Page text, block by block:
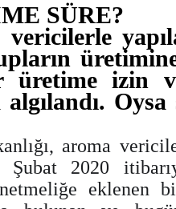
SÜRE?
vericilerle
üretime izin
aroma
2020
eklenen